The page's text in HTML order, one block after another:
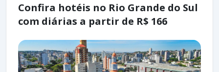
Confira hotéis no Rio Grande do Sul
com diárias a partir de R$ 166